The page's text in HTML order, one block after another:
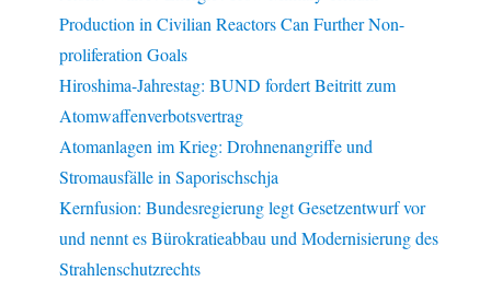
Production in Civilian Reactors Can Further Non-
proliferation Goals
Hiroshima-Jahrestag: BUND fordert Beitritt zum
Atomwaffenverbotsvertrag
Atomanlagen im Krieg: Drohnenangriffe und
Stromausfälle in Saporischschja
Kernfusion: Bundesregierung legt Gesetzentwurf vor
und nennt es Bürokratieabbau und Modernisierung des
Strahlenschutzrechts